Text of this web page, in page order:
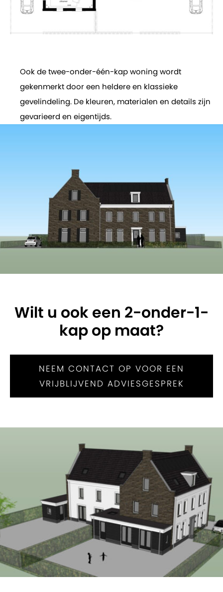
Ook de twee-onder-één-kap woning wordt
gekenmerkt door een heldere en klassieke
gevelindeling. De kleuren, materialen en details zijn
gevarieerd en eigentijds.
Wilt u ook een 2-onder-1-
kap op maat?
NEEM CONTACT OP VOOR EEN
VRIJBLIJVEND ADVIESGESPREK